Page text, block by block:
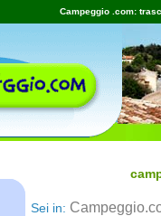
Campeggio .com:
Sei in: